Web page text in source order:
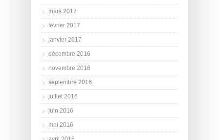
mars 2017
février 2017
janvier 2017
décembre 2016
novembre 2016
septembre 2016
juillet 2016
juin 2016
mai 2016